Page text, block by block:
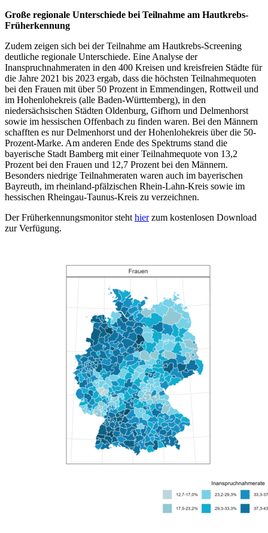
Große regionale Unterschiede bei Teilnahme am Hautkrebs-
Früherkennung
Zudem zeigen sich bei der Teilnahme am Hautkrebs-Screening
deutliche regionale Unterschiede. Eine Analyse der
Inanspruchnahmeraten in den 400 Kreisen und kreisfreien Städte für
die Jahre 2021 bis 2023 ergab, dass die höchsten Teilnahmequoten
bei den Frauen mit über 50 Prozent in Emmendingen, Rottweil und
im Hohenlohekreis (alle Baden-Württemberg), in den
niedersächsischen Städten Oldenburg, Gifhorn und Delmenhorst
sowie im hessischen Offenbach zu finden waren. Bei den Männern
schafften es nur Delmenhorst und der Hohenlohekreis über die 50-
Prozent-Marke. Am anderen Ende des Spektrums stand die
bayerische Stadt Bamberg mit einer Teilnahmequote von 13,2
Prozent bei den Frauen und 12,7 Prozent bei den Männern.
Besonders niedrige Teilnahmeraten waren auch im bayerischen
Bayreuth, im rheinland-pfälzischen Rhein-Lahn-Kreis sowie im
hessischen Rheingau-Taunus-Kreis zu verzeichnen.
Der Früherkennungsmonitor steht hierzum kostenlosen Download
zur Verfügung.